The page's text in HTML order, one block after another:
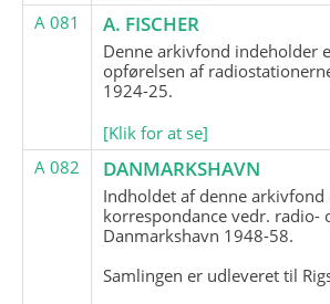
A 081
A. FISCHER
Denne arkivfond indeholder
opførelsen af
1924-25.
[Klik for at se]
A 082
DANMARKSHAVN
Indholdet af denne
korrespondance vedr. radio-
Danmarkshavn 1948-58.
Samlingen er udleveret til